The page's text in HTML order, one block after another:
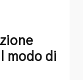
modo di